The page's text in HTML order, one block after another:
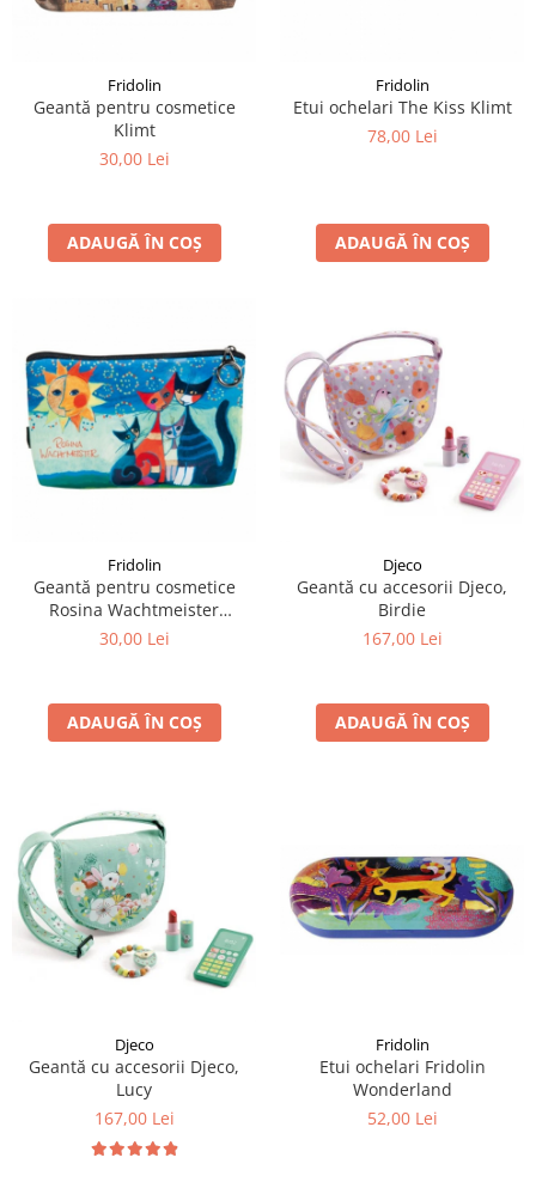
LEGO Art
LEGO Architecture
LEGO Speed Champions
Fridolin
Geantă pentru cosmetice
Klimt
30,00 Lei
ADAUGĂ ÎN COȘ
Fridolin
Etui ochelari The Kiss Klimt
78,00 Lei
ADAUGĂ ÎN COȘ
Fridolin
Geantă pentru cosmetice
Rosina Wachtmeister
Momenti di felicita
30,00 Lei
ADAUGĂ ÎN COȘ
Djeco
Geantă cu accesorii Djeco,
Birdie
167,00 Lei
ADAUGĂ ÎN COȘ
Djeco
Geantă cu accesorii Djeco,
Lucy
167,00 Lei
Fridolin
Etui ochelari Fridolin
Wonderland
52,00 Lei